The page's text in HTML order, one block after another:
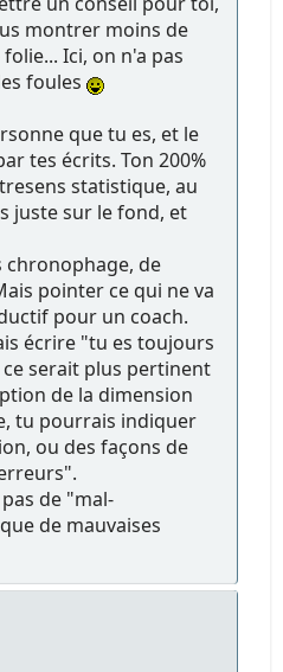
montrer moins de
Ici, on n'a pas
foules
que tu es, et le
tes écrits. Ton 200%
statistique, au
juste sur le fond, et
chronophage, de
pointer ce qui ne va
pour un coach.
écrire "tu es toujours
serait plus pertinent
de la dimension
tu pourrais indiquer
ou des façons de
de "mal-
de mauvaises